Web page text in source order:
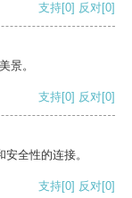
支持[0] 反对[0]
景。
支持[0] 反对[0]
全性的连接。
支持[0] 反对[0]